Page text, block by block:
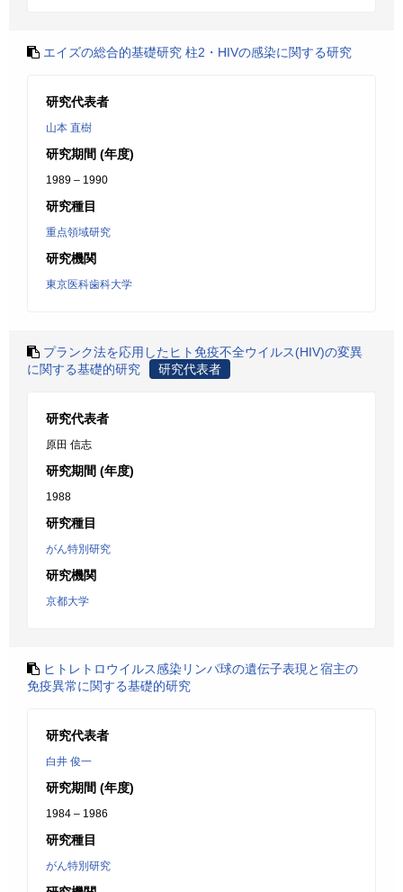
エイズの総合的基礎研究 柱2・HIVの感染に関する研究
研究代表者
山本 直樹
研究期間 (年度)
1989 – 1990
研究種目
重点領域研究
研究機関
東京医科歯科大学
プランク法を応用したヒト免疫不全ウイルス(HIV)の変異
に関する基礎的研究
研究代表者
研究代表者
原田 信志
研究期間 (年度)
1988
研究種目
がん特別研究
研究機関
京都大学
ヒトレトロウイルス感染リンパ球の遺伝子表現と宿主の
免疫異常に関する基礎的研究
研究代表者
白井 俊一
研究期間 (年度)
1984 – 1986
研究種目
がん特別研究